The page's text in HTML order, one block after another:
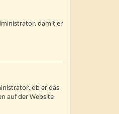
damit er
ob er das
auf der Website